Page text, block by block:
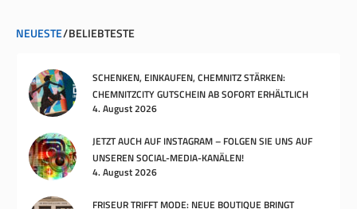
NEUESTE BELIEBTESTE
SCHENKEN, EINKAUFEN, CHEMNITZ STÄRKEN:
CHEMNITZCITY GUTSCHEIN AB SOFORT ERHÄLTLICH
4. August 2026
JETZT AUCH AUF INSTAGRAM – FOLGEN SIE UNS AUF
UNSEREN SOCIAL-MEDIA-KANÄLEN!
4. August 2026
FRISEUR TRIFFT MODE: NEUE BOUTIQUE BRINGT